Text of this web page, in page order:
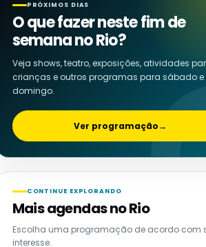
PRÓXIMOS DIAS
O que fazer neste fim de
semana no Rio?
Veja shows, teatro, exposições, atividades
crianças e outros programas para sábado e
domingo.
Ver programação→
CONTINUE EXPLORANDO
Mais agendas no Rio
Escolha uma programação de acordo com
interesse.